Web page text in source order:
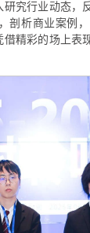
究行业动态，
剖析商业案例
精彩的场上表